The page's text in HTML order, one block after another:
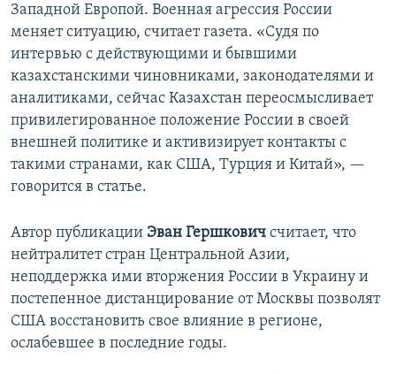
Западной Европой. Военная агрессия России
меняет ситуацию, считает газета. «Судя по
интервью с действующими и бывшими
казахстанскими чиновниками, законодателями и
аналитиками, сейчас Казахстан переосмысливает
привилегированное положение России в своей
внешней политике и активизирует контакты с
такими странами, как США, Турция и Китай», —
говорится в статье.
Автор публикации Эван Гершкович считает, что
нейтралитет стран Центральной Азии,
неподдержка ими вторжения России в Украину и
постепенное дистанцирование от Москвы позволят
США восстановить свое влияние в регионе,
ослабевшее в последние годы.